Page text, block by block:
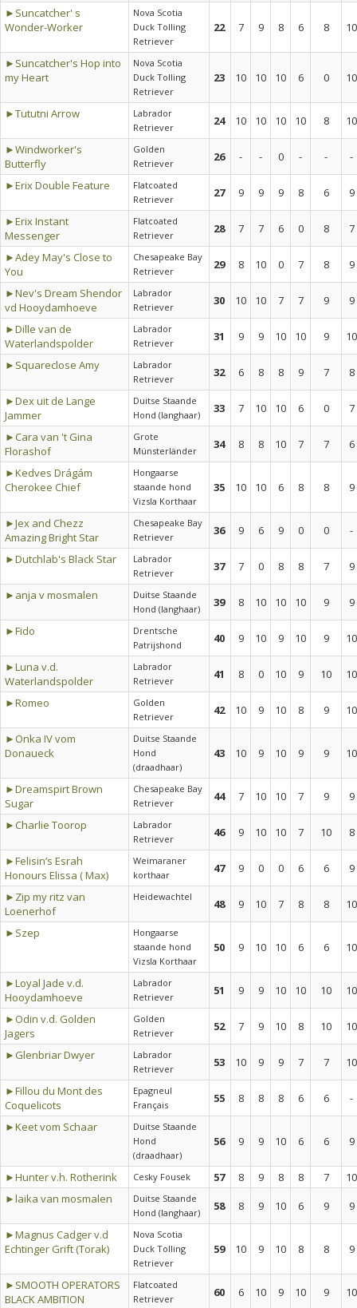
►Suncatcher' s
Wonder-Worker
Nova Scotia
Duck Tolling
Retriever
22 7 9 8 6 8 10
►Suncatcher's Hop into
my Heart
Nova Scotia
Duck Tolling
Retriever
23 10 10 10 6 0 10
►Tututni Arrow
Labrador
Retriever
24 10 10 10 10 8
10
►Windworker's
Butterfly
Golden
Retriever
26 - - 0 - -
-
►Erix Double Feature
Flatcoated
Retriever
27 9 9 9 8 6
9
►Erix Instant
Messenger
Flatcoated
Retriever
28 7 7 6 0 8
7
►Adey May's Close to
You
Chesapeake Bay
Retriever
29 8 10 0 7 8
9
►Nev's Dream Shendor
vd Hooydamhoeve
Labrador
Retriever
30 10 10 7 7 9
9
►Dille van de
Waterlandspolder
Labrador
Retriever
31 9 9 10 10 9
10
►Squareclose Amy
Labrador
Retriever
32 6 8 8 9 7
8
►Dex uit de Lange
Jammer
Duitse Staande
Hond (langhaar)
33 7 10 10 6 0
7
►Cara van 't Gina
Florashof
Grote
Münsterländer
34 8 8 10 7 7
6
►Kedves Drágám
Cherokee Chief
Hongaarse
staande hond
Vizsla Korthaar
35 10 10 6 8 8 9
►Jex and Chezz
Amazing Bright Star
Chesapeake Bay
Retriever
36 9 6 9 0 0
-
►Dutchlab's Black Star
Labrador
Retriever
37 7 0 8 8 7
9
►anja v mosmalen
Duitse Staande
Hond (langhaar)
39 8 10 10 10 9
9
►Fido
Drentsche
Patrijshond
40 9 10 9 10 9
10
►Luna v.d.
Waterlandspolder
Labrador
Retriever
41 8 0 10 9 10
10
►Romeo
Golden
Retriever
42 10 9 10 8 9
10
►Onka IV vom
Donaueck
Duitse Staande
Hond
(draadhaar)
43 10 9 10 9 9 10
►Dreamspirt Brown
Sugar
Chesapeake Bay
Retriever
44 7 10 10 7 9
9
►Charlie Toorop
Labrador
Retriever
46 9 10 10 7 10
8
►Felisin’s Esrah
Honours Elissa ( Max)
Weimaraner
korthaar
47 9 0 0 6 6
9
►Zip my ritz van
Loenerhof
Heidewachtel
48 9 10 7 8 8
10
►Szep
Hongaarse
staande hond
Vizsla Korthaar
50 9 10 10 6 6 10
►Loyal Jade v.d.
Hooydamhoeve
Labrador
Retriever
51 9 9 10 10 10
10
►Odin v.d. Golden
Jagers
Golden
Retriever
52 7 9 10 8 10
10
►Glenbriar Dwyer
Labrador
Retriever
53 10 9 9 7 7
10
►Fillou du Mont des
Coquelicots
Epagneul
Français
55 8 8 8 6 6
-
►Keet vom Schaar
Duitse Staande
Hond
(draadhaar)
56 9 9 10 6 6 9
►Hunter v.h. Rotherink Cesky Fousek 57 8 9 8 8 7
10
►laika van mosmalen
Duitse Staande
Hond (langhaar)
58 8 9 10 6 9
9
►Magnus Cadger v.d
Echtinger Grift (Torak)
Nova Scotia
Duck Tolling
Retriever
59 10 9 10 8 8 9
►SMOOTH OPERATORS
BLACK AMBITION
Flatcoated
Retriever
60 6 10 9 10 9 10